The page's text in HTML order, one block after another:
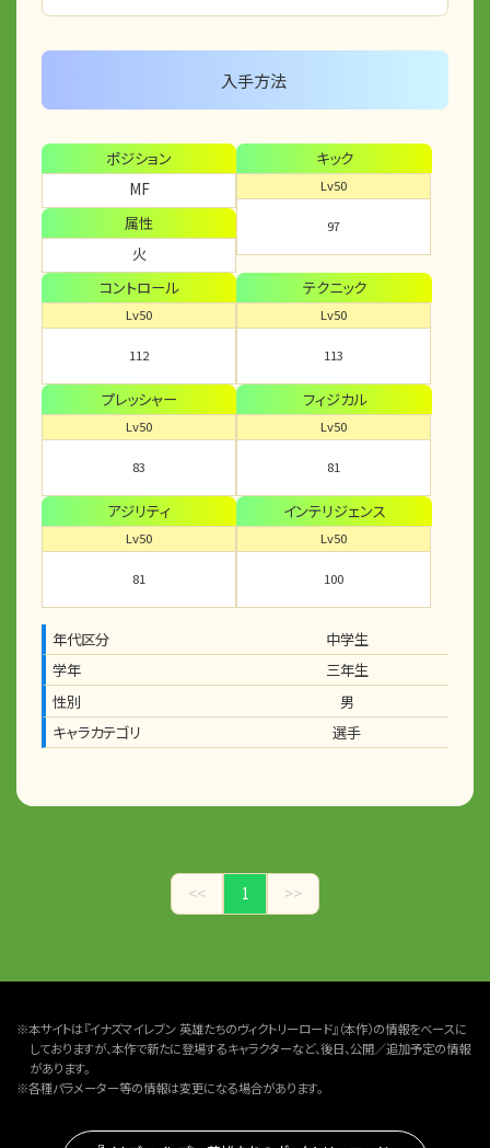
入手方法
ポジション
MF
属性
火
キック
Lv50
97
コントロール
Lv50
112
テクニック
Lv50
113
プレッシャー
Lv50
83
フィジカル
Lv50
81
アジリティ
Lv50
81
インテリジェンス
Lv50
100
年代区分
中学生
学年
三年生
性別
男
キャラカテゴリ
選手
<< 1 >>
※本サイトは『イナズマイレブン 英雄たちのヴィクトリーロード』（本作）の情報をベースに
しておりますが、本作で新たに登場するキャラクターなど、後日、公開／追加予定の情報
があります。
※各種パラメーター等の情報は変更になる場合があります。